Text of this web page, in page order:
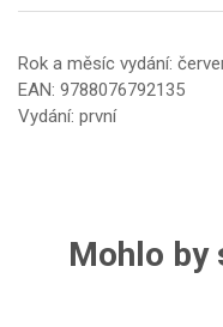
Rok a měsíc vydání:
EAN: 9788076792135
Vydání: první
Mohlo by